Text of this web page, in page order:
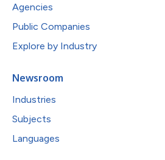
Agencies
Public Companies
Explore by Industry
Newsroom
Industries
Subjects
Languages